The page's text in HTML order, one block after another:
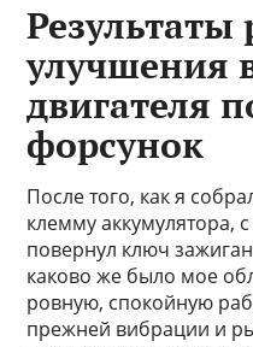
Результаты
улучшения
двигателя
форсунок
После того, как я
клемму аккумулятора,
повернул ключ
каково же было мое
ровную, спокойную
прежней вибрации и